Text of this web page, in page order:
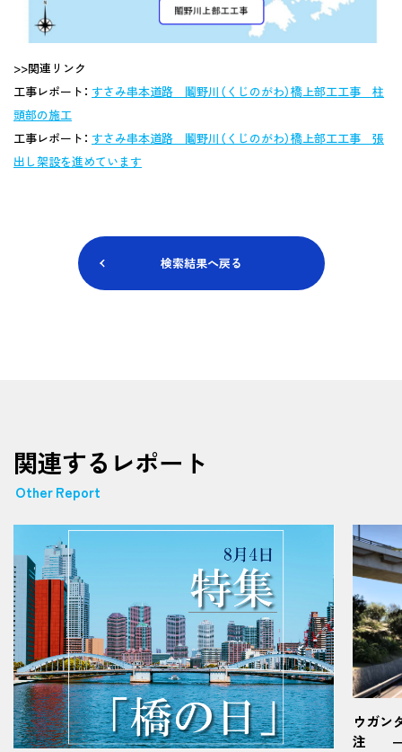
>>関連リンク
工事レポート： すさみ串本道路 鬮野川（くじのがわ）橋上部工工事 柱
頭部の施工
工事レポート： すさみ串本道路 鬮野川（くじのがわ）橋上部工工事 張
出し架設を進めています
検索結果へ戻る
関連するレポート
Other Report
ウガン
注 ―錢